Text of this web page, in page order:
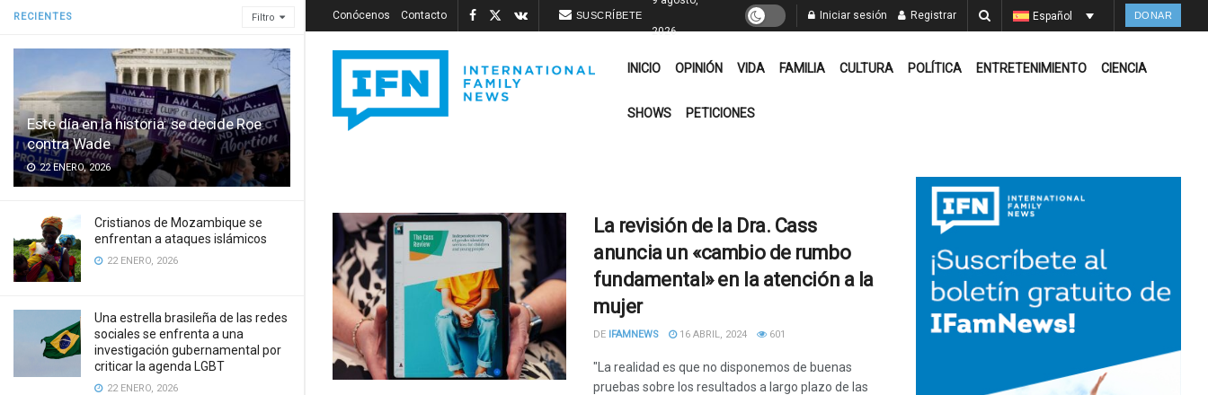
RECIENTES Filtro
Este día en la historia: se decide Roe
contra Wade
22 ENERO, 2026
Cristianos de Mozambique se
enfrentan a ataques islámicos
22 ENERO, 2026
Una estrella brasileña de las redes
sociales se enfrenta a una
investigación gubernamental por
criticar la agenda LGBT
22 ENERO, 2026
Conócenos Contacto SUSCRÍBETE
2026
Iniciar sesión Registrar Español DONAR
INICIO OPINIÓN VIDA FAMILIA CULTURA POLÍTICA ENTRETENIMIENTO CIENCIA
SHOWS PETICIONES
La revisión de la Dra. Cass
anuncia un «cambio de rumbo
fundamental» en la atención a la
mujer
DE IFAMNEWS 16 ABRIL, 2024 601
"La realidad es que no disponemos de buenas
pruebas sobre los resultados a largo plazo de las